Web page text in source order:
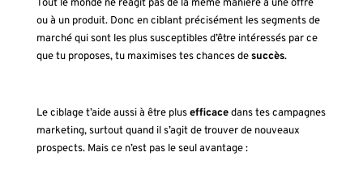
Tout le monde ne réagit pas de la même manière à une offre
ou à un produit. Donc en ciblant précisément les segments de
marché qui sont les plus susceptibles d’être intéressés par ce
que tu proposes, tu maximises tes chances desuccès.
Le ciblage t’aide aussi à être plusefficacedans tes campagnes
marketing, surtout quand il s’agit de trouver de nouveaux
prospects. Mais ce n’est pas le seul avantage :